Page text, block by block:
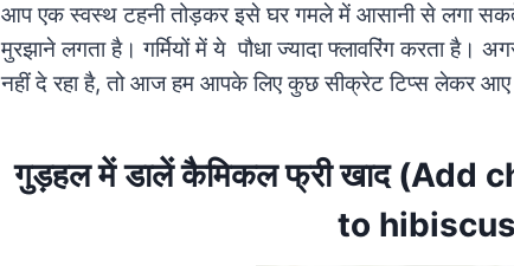
आप एक स्वस्थ टहनी तोड़कर इसे घर गमले में आसानी से लगा
मुरझाने लगता है। गर्मियों में ये पौधा ज्यादा फ्लावरिंग करता है।
नहीं दे रहा है, तो आज हम आपके लिए कुछ सीक्रेट टिप्स लेकर आए
गुड़हल में डालें कैमिकल फ्री खाद
to